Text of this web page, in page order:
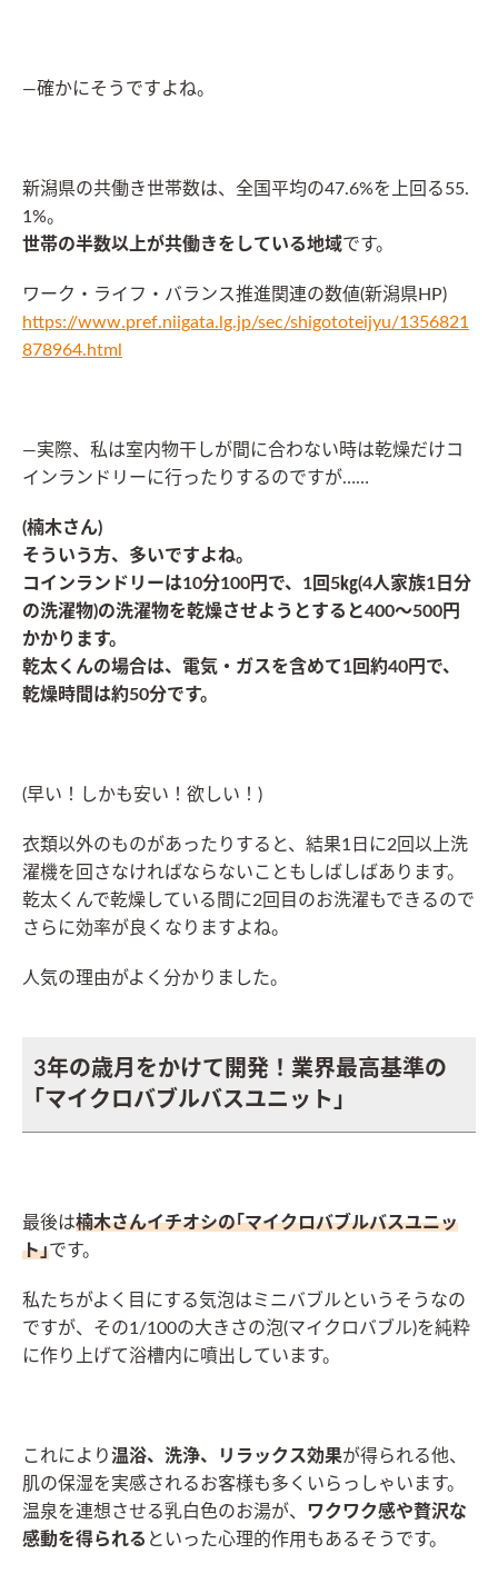
―確かにそうですよね。
新潟県の共働き世帯数は、全国平均の47.6%を上回る55.
1%。
世帯の半数以上が共働きをしている地域です。
ワーク・ライフ・バランス推進関連の数値(新潟県HP)
https://www.pref.niigata.lg.jp/sec/shigototeijyu/1356821
878964.html
―実際、私は室内物干しが間に合わない時は乾燥だけコ
インランドリーに行ったりするのですが……
(楠木さん)
そういう方、多いですよね。
コインランドリーは10分100円で、1回5㎏(4人家族1日分
の洗濯物)の洗濯物を乾燥させようとすると400～500円
かかります。
乾太くんの場合は、電気・ガスを含めて1回約40円で、
乾燥時間は約50分です。
(早い！しかも安い！欲しい！)
衣類以外のものがあったりすると、結果1日に2回以上洗
濯機を回さなければならないこともしばしばあります。
乾太くんで乾燥している間に2回目のお洗濯もできるので
さらに効率が良くなりますよね。
人気の理由がよく分かりました。
3年の歳月をかけて開発！業界最高基準の
｢マイクロバブルバスユニット｣
最後は楠木さんイチオシの｢マイクロバブルバスユニッ
ト｣です。
私たちがよく目にする気泡はミニバブルというそうなの
ですが、その1/100の大きさの泡(マイクロバブル)を純粋
に作り上げて浴槽内に噴出しています。
これにより温浴、洗浄、リラックス効果が得られる他、
肌の保湿を実感されるお客様も多くいらっしゃいます。
温泉を連想させる乳白色のお湯が、 ワクワク感や贅沢な
感動を得られる といった心理的作用もあるそうです。